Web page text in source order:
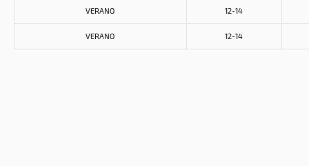
VERANO 12-14
VERANO 12-14